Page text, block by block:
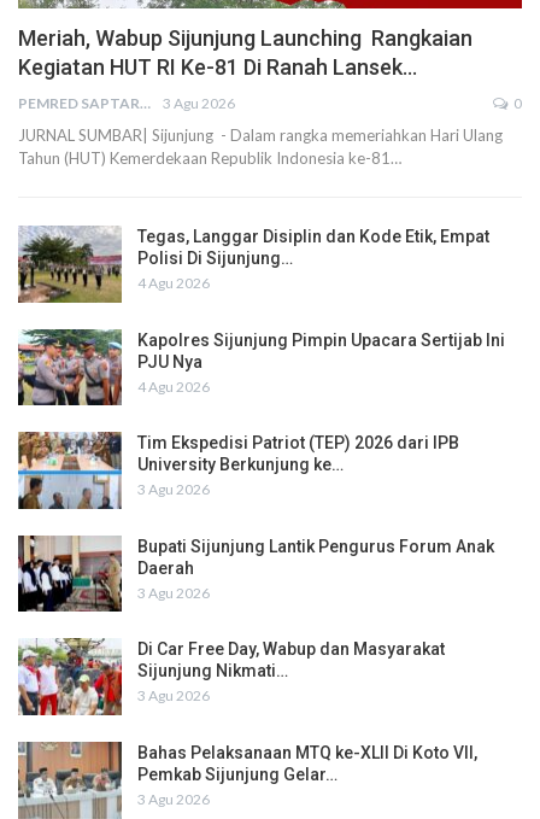
Meriah, Wabup Sijunjung Launching Rangkaian
Kegiatan HUT RI Ke-81 Di Ranah Lansek…
PEMRED SAPTARIUS 3 Agu 2026 0
JURNAL SUMBAR| Sijunjung - Dalam rangka memeriahkan Hari Ulang
Tahun (HUT) Kemerdekaan Republik Indonesia ke-81…
Tegas, Langgar Disiplin dan Kode Etik, Empat
Polisi Di Sijunjung…
4 Agu 2026
Kapolres Sijunjung Pimpin Upacara Sertijab Ini
PJU Nya
4 Agu 2026
Tim Ekspedisi Patriot (TEP) 2026 dari IPB
University Berkunjung ke…
3 Agu 2026
Bupati Sijunjung Lantik Pengurus Forum Anak
Daerah
3 Agu 2026
Di Car Free Day, Wabup dan Masyarakat
Sijunjung Nikmati…
3 Agu 2026
Bahas Pelaksanaan MTQ ke-XLII Di Koto VII,
Pemkab Sijunjung Gelar…
3 Agu 2026